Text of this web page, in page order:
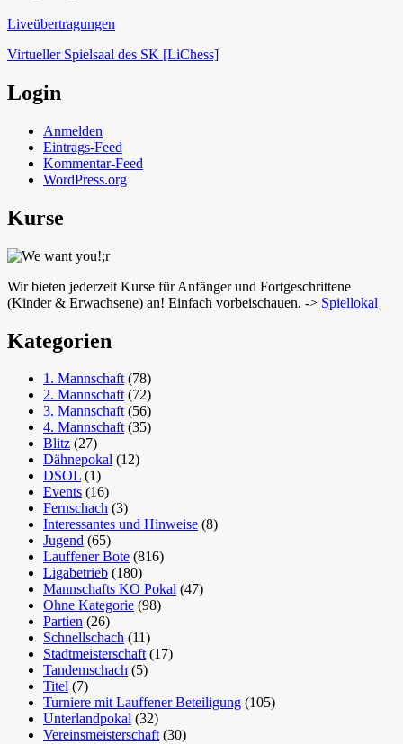
Liveübertragungen
Virtueller Spielsaal des SK [LiChess]
Login
Anmelden
Eintrags-Feed
Kommentar-Feed
WordPress.org
Kurse
Wir bieten jederzeit Kurse für Anfänger und Fortgeschrittene
(Kinder & Erwachsene) an! Einfach vorbeischauen. -> Spiellokal
Kategorien
1. Mannschaft(78)
2. Mannschaft(72)
3. Mannschaft(56)
4. Mannschaft(35)
Blitz (27)
Dähnepokal (12)
DSOL (1)
Events (16)
Fernschach (3)
Interessantes und Hinweise (8)
Jugend (65)
Lauffener Bote (816)
Ligabetrieb (180)
Mannschafts KO Pokal (47)
Ohne Kategorie (98)
Partien (26)
Schnellschach (11)
Stadtmeisterschaft(17)
Tandemschach (5)
Titel (7)
Turniere mit Lauffener Beteiligung (105)
Unterlandpokal (32)
Vereinsmeisterschaft(30)